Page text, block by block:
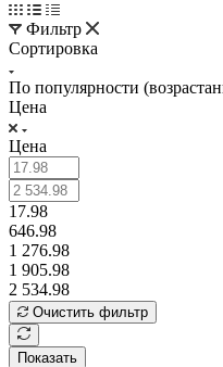
Фильтр
Сортировка
По популярности
Цена
Цена
17.98
646.98
1 276.98
1 905.98
2 534.98
Очистить фильтр
Показать